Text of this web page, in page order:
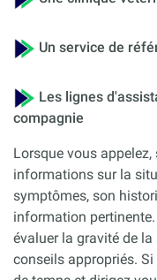
Un service de
Les lignes
compagnie
Lorsque vous
informations sur la
symptômes, son
information
évaluer la gravité de
conseils appropriés.